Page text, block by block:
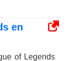
en
of Legends